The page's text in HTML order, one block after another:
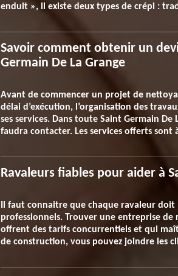
enduit », il existe deux types de crépi :
Savoir comment obtenir un
Germain De La Grange
Avant de commencer un projet de
délai d’exécution, l’organisation des
ses services. Dans toute Saint Germain
faudra contacter. Les services offerts
Ravaleurs fiables pour aider à
Il faut connaitre que chaque ravaleur
professionnels. Trouver une entreprise
offrent des tarifs concurrentiels et qui
de construction, vous pouvez joindre les